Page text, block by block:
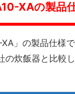
XAの製品
XA」の製品仕様
の炊飯器と比較